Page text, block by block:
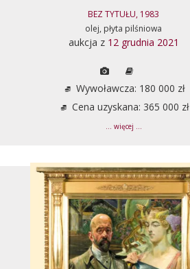
BEZ TYTUŁU, 1983
olej, płyta pilśniowa
aukcja z 12 grudnia 2021
Wywoławcza: 180 000 zł
Cena uzyskana: 365 000 zł
... więcej ...